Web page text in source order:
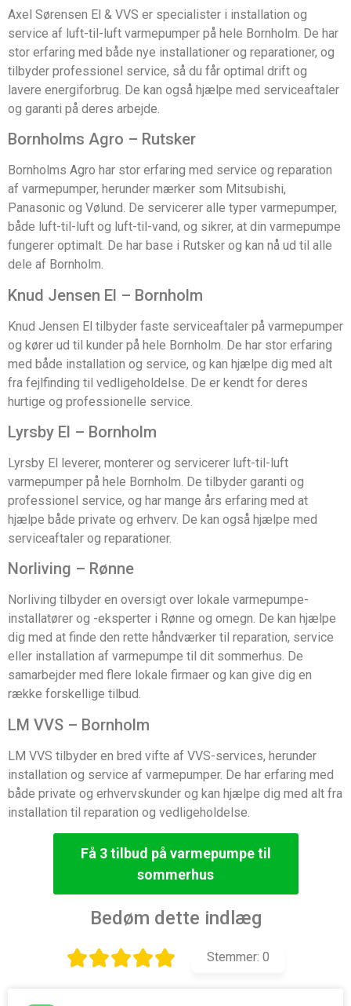
Axel Sørensen El & VVS er specialister i installation og
service af luft-til-luft varmepumper på hele Bornholm. De har
stor erfaring med både nye installationer og reparationer, og
tilbyder professionel service, så du får optimal drift og
lavere energiforbrug. De kan også hjælpe med serviceaftaler
og garanti på deres arbejde.
Bornholms Agro – Rutsker
Bornholms Agro har stor erfaring med service og reparation
af varmepumper, herunder mærker som Mitsubishi,
Panasonic og Vølund. De servicerer alle typer varmepumper,
både luft-til-luft og luft-til-vand, og sikrer, at din varmepumpe
fungerer optimalt. De har base i Rutsker og kan nå ud til alle
dele af Bornholm.
Knud Jensen El – Bornholm
Knud Jensen El tilbyder faste serviceaftaler på varmepumper
og kører ud til kunder på hele Bornholm. De har stor erfaring
med både installation og service, og kan hjælpe dig med alt
fra fejlfinding til vedligeholdelse. De er kendt for deres
hurtige og professionelle service.
Lyrsby El – Bornholm
Lyrsby El leverer, monterer og servicerer luft-til-luft
varmepumper på hele Bornholm. De tilbyder garanti og
professionel service, og har mange års erfaring med at
hjælpe både private og erhverv. De kan også hjælpe med
serviceaftaler og reparationer.
Norliving – Rønne
Norliving tilbyder en oversigt over lokale varmepumpe-
installatører og -eksperter i Rønne og omegn. De kan hjælpe
dig med at finde den rette håndværker til reparation, service
eller installation af varmepumpe til dit sommerhus. De
samarbejder med flere lokale firmaer og kan give dig en
række forskellige tilbud.
LM VVS – Bornholm
LM VVS tilbyder en bred vifte af VVS-services, herunder
installation og service af varmepumper. De har erfaring med
både private og erhvervskunder og kan hjælpe dig med alt fra
installation til reparation og vedligeholdelse.
Få 3 tilbud på varmepumpe til
sommerhus
Bedøm dette indlæg
Stemmer: 0